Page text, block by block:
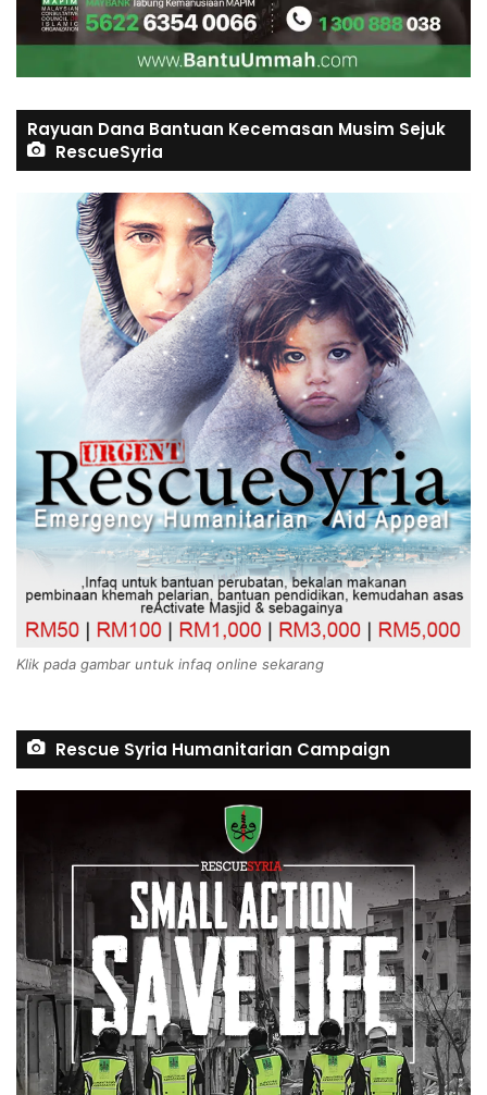
Rayuan Dana Bantuan Kecemasan Musim Sejuk
RescueSyria
Klik pada gambar untuk infaq online sekarang
Rescue Syria Humanitarian Campaign